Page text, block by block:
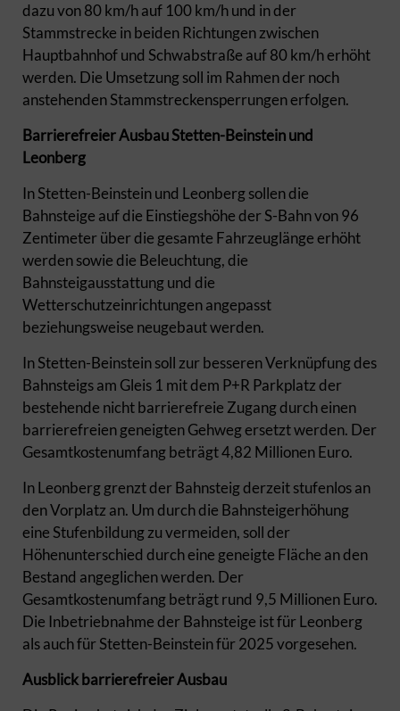
dazu von 80 km/h auf 100 km/h und in der
Stammstrecke in beiden Richtungen zwischen
Hauptbahnhof und Schwabstraße auf 80 km/h erhöht
werden. Die Umsetzung soll im Rahmen der noch
anstehenden Stammstreckensperrungen erfolgen.
Barrierefreier Ausbau Stetten-Beinstein und
Leonberg
In Stetten-Beinstein und Leonberg sollen die
Bahnsteige auf die Einstiegshöhe der S-Bahn von 96
Zentimeter über die gesamte Fahrzeuglänge erhöht
werden sowie die Beleuchtung, die
Bahnsteigausstattung und die
Wetterschutzeinrichtungen angepasst
beziehungsweise neugebaut werden.
In Stetten-Beinstein soll zur besseren Verknüpfung des
Bahnsteigs am Gleis 1 mit dem P+R Parkplatz der
bestehende nicht barrierefreie Zugang durch einen
barrierefreien geneigten Gehweg ersetzt werden. Der
Gesamtkostenumfang beträgt 4,82 Millionen Euro.
In Leonberg grenzt der Bahnsteig derzeit stufenlos an
den Vorplatz an. Um durch die Bahnsteigerhöhung
eine Stufenbildung zu vermeiden, soll der
Höhenunterschied durch eine geneigte Fläche an den
Bestand angeglichen werden. Der
Gesamtkostenumfang beträgt rund 9,5 Millionen Euro.
Die Inbetriebnahme der Bahnsteige ist für Leonberg
als auch für Stetten-Beinstein für 2025 vorgesehen.
Ausblick barrierefreier Ausbau